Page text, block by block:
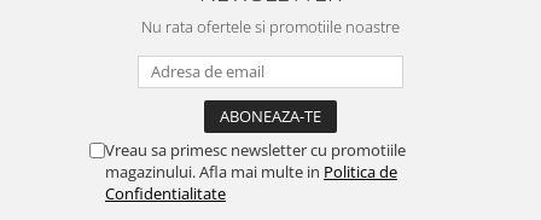
Nu rata ofertele si promotiile noastre
Vreau sa primesc newsletter cu promotiile
magazinului. Afla mai multe in Politica de
Confidentialitate